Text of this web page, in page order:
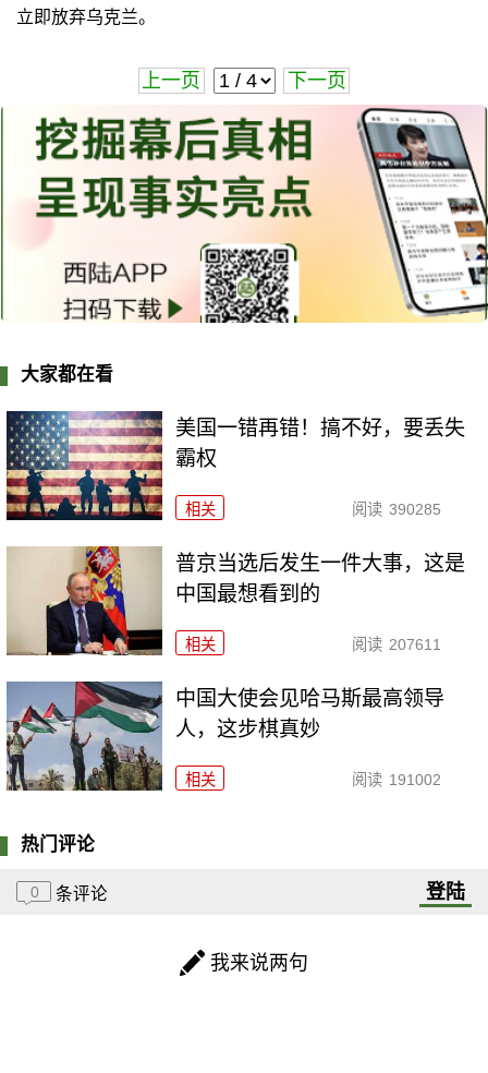
立即放弃乌克兰。
上一页 下一页
大家都在看
美国一错再错！搞不好，要丢失
霸权
相关 阅读 390285
普京当选后发生一件大事，这是
中国最想看到的
相关 阅读 207611
中国大使会见哈马斯最高领导
人，这步棋真妙
相关 阅读 191002
热门评论
0 条评论 登陆
我来说两句